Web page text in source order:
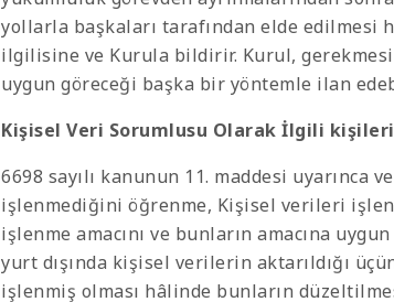
yollarla başkaları tarafından elde edilmesi
ilgilisine ve Kurula bildirir. Kurul,
uygun göreceği başka bir yöntemle ilan
Kişisel Veri Sorumlusu Olarak İlgili
6698 sayılı kanunun 11. maddesi
işlenmediğini öğrenme, Kişisel verileri
işlenme amacını ve bunların amacına
yurt dışında kişisel verilerin aktarıldığı
işlenmiş olması hâlinde bunların